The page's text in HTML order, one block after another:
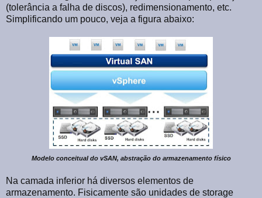
(tolerância a falha de discos), redimensionamento, etc.
Simplificando um pouco, veja a figura abaixo:
Modelo conceitual do vSAN, abstração do armazenamento físico
Na camada inferior há diversos elementos de
armazenamento. Fisicamente são unidades de storage